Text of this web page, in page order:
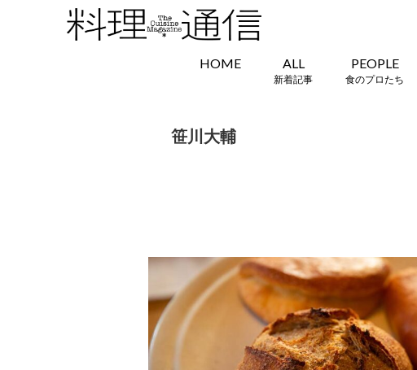
HOME ALL
新着記事
PEOPLE
食のプロたち
笹川大輔